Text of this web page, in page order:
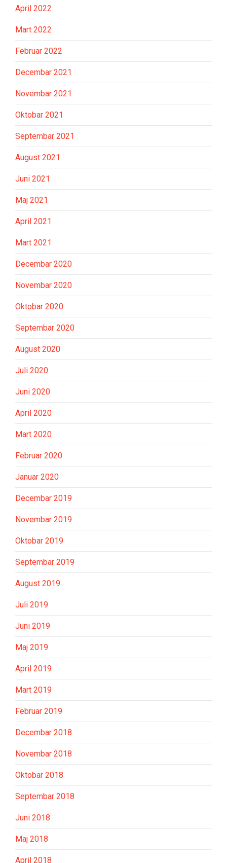
April 2022
Mart 2022
Februar 2022
Decembar 2021
Novembar 2021
Oktobar 2021
Septembar 2021
August 2021
Juni 2021
Maj 2021
April 2021
Mart 2021
Decembar 2020
Novembar 2020
Oktobar 2020
Septembar 2020
August 2020
Juli 2020
Juni 2020
April 2020
Mart 2020
Februar 2020
Januar 2020
Decembar 2019
Novembar 2019
Oktobar 2019
Septembar 2019
August 2019
Juli 2019
Juni 2019
Maj 2019
April 2019
Mart 2019
Februar 2019
Decembar 2018
Novembar 2018
Oktobar 2018
Septembar 2018
Juni 2018
Maj 2018
April 2018